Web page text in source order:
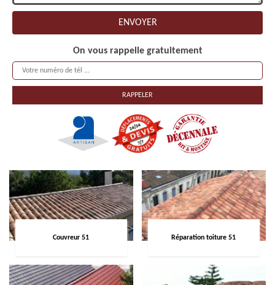
On vous rappelle gratuitement
Couvreur 51 Réparation toiture 51